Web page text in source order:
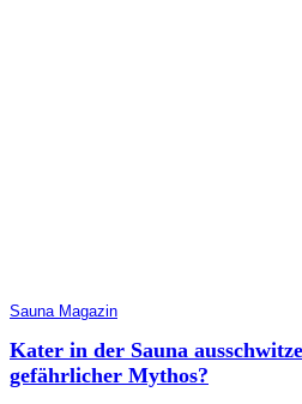
Sauna Magazin
Kater in der Sauna
gefährlicher Mythos?